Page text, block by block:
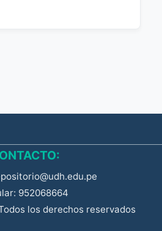
952068664
los derechos reservados